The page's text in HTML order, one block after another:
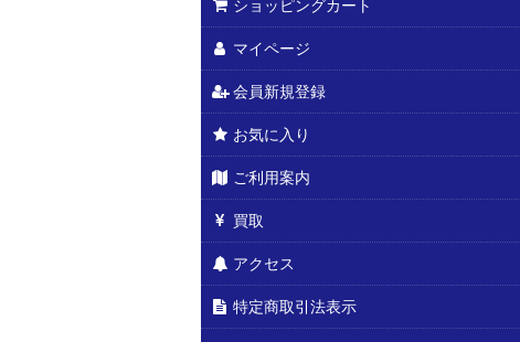
ショッピングカート
マイページ
会員新規登録
お気に入り
ご利用案内
買取
アクセス
特定商取引法表示